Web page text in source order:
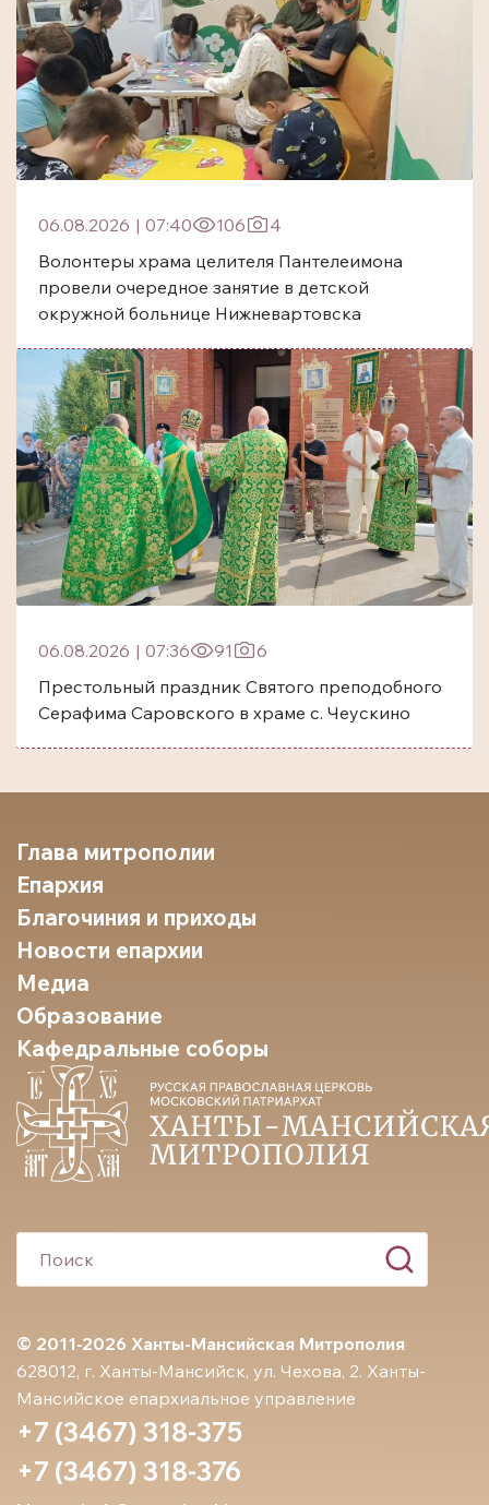
06.08.2026 | 07:40 106
4
Волонтеры храма целителя Пантелеимона
провели очередное занятие в детской
окружной больнице Нижневартовска
06.08.2026 | 07:36 91
6
Престольный праздник Святого преподобного
Серафима Саровского в храме с. Чеускино
© 2011-2026 Ханты-Мансийская Митрополия
628012, г. Ханты-Мансийск, ул. Чехова, 2. Ханты-
Мансийское епархиальное управление
+7 (3467) 318-375
+7 (3467) 318-376
Глава митрополии
Епархия
Благочиния и приходы
Новости епархии
Медиа
Образование
Кафедральные соборы